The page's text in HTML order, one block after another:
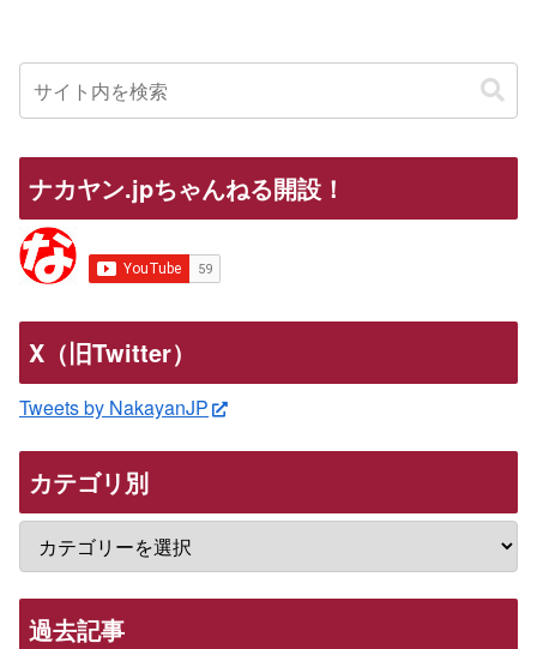
ナカヤン.jpちゃんねる開設！
X（旧Twitter）
Tweets by NakayanJP
カテゴリ別
過去記事